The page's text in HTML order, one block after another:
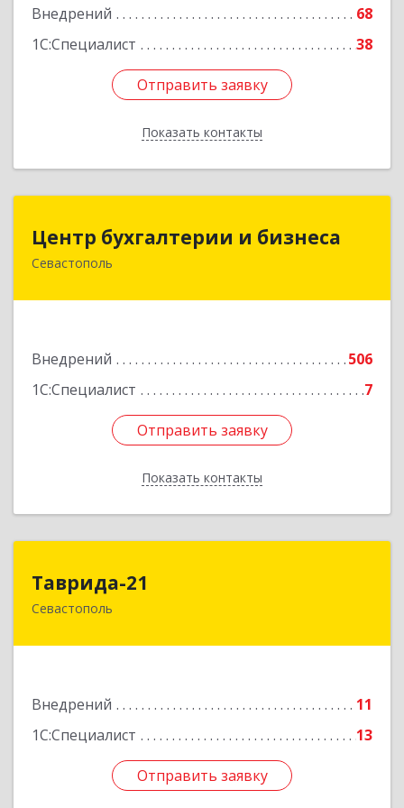
Внедрений
68
1С:Специалист
38
Отправить заявку
Показать контакты
Подробнее
Отправить заявку
Назад
Центр бухгалтерии и бизнеса
Севастополь
Внедрений
506
1С:Специалист
7
Отправить заявку
Показать контакты
Центр бухгалтерии и бизнеса
299026, Севастополь г, Качинский туп, дом №
Отправить заявку
Назад
Таврида-21
Севастополь
Внедрений
11
1С:Специалист
13
Отправить заявку
299011, Севастополь г, Петрова Генерала ул,
Отправить заявку